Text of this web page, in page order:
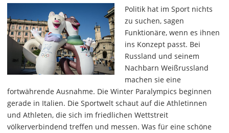
Politik hat im Sport nichts
zu suchen, sagen
Funktionäre, wenn es ihnen
ins Konzept passt. Bei
Russland und seinem
Nachbarn Weißrussland
machen sie eine
fortwährende Ausnahme. Die Winter Paralympics beginnen
gerade in Italien. Die Sportwelt schaut auf die Athletinnen
und Athleten, die sich im friedlichen Wettstreit
völkerverbindend treffen und messen. Was für eine schöne